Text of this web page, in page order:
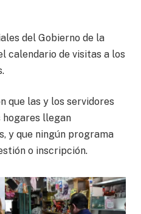
del Gobierno de la
calendario de visitas a los
que las y los servidores
hogares llegan
y que ningún programa
o inscripción.